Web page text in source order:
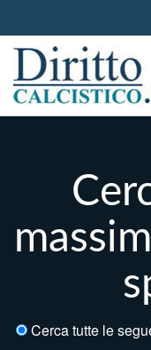
Cerca tutte le